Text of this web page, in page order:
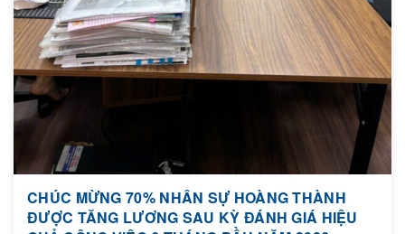
CHÚC MỪNG 70% NHÂN SỰ HOÀNG THÀNH
ĐƯỢC TĂNG LƯƠNG SAU KỲ ĐÁNH GIÁ HIỆU
QUẢ CÔNG VIỆC 6 THÁNG ĐẦU NĂM 2026.